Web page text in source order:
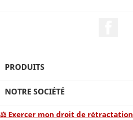
PRODUITS
NOTRE SOCIÉTÉ
⚖ Exercer mon droit de rétractation